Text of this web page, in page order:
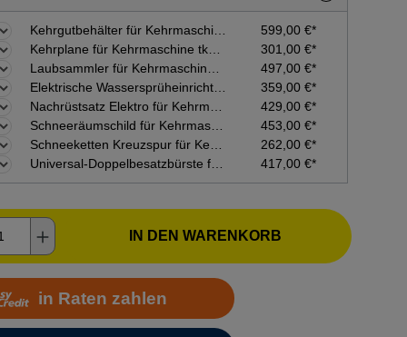
599,00 €*
301,00 €*
497,00 €*
359,00 €*
429,00 €*
453,00 €*
262,00 €*
417,00 €*
Anzahl: Gib den gewünschten Wert
IN DEN WARENKORB